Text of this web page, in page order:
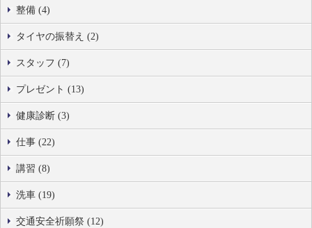
整備 (4)
タイヤの振替え (2)
スタッフ (7)
プレゼント (13)
健康診断 (3)
仕事 (22)
講習 (8)
洗車 (19)
交通安全祈願祭 (12)